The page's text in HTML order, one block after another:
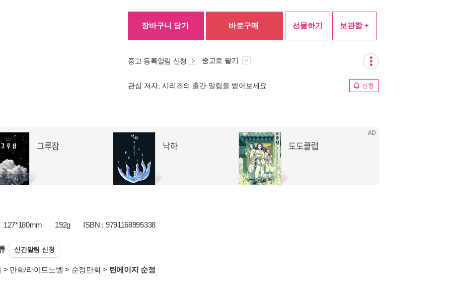
장바구니 담기 바로구매 선물하기 보관함 +
중고 등록알림 신청 중고로 팔기
관심 저자, 시리즈의 출간 알림을 받아보세요 신청
127*180mm 192g ISBN : 9791168995338
신간알림 신청
> 만화/라이트노벨 > 순정만화> 틴에이지 순정